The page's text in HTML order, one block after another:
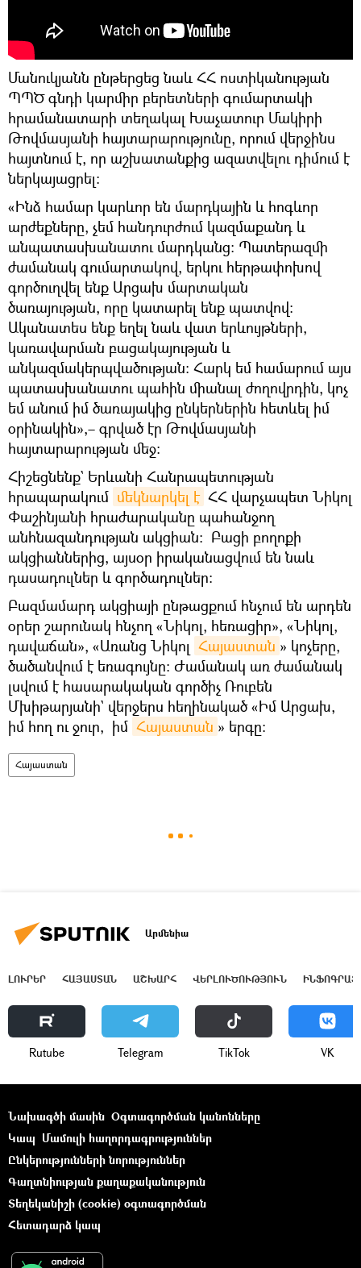
Մանուկյանն ընթերցեց նաև ՀՀ ոստիկանության
ՊՊԾ գնդի կարմիր բերետների գումարտակի
հրամանատարի տեղակալ Խաչատուր Մակիրի
Թովմասյանի հայտարարությունը, որում վերջինս
հայտնում է, որ աշխատանքից ազատվելու դիմում է
ներկայացրել:
«Ինձ համար կարևոր են մարդկային և հոգևոր
արժեքները, չեմ հանդուրժում կազմաքանդ և
անպատասխանատու մարդկանց։ Պատերազմի
ժամանակ գումարտակով, երկու հերթափոխով
գործուղվել ենք Արցախ մարտական
ծառայության, որը կատարել ենք պատվով։
Ականատես ենք եղել նաև վատ երևույթների,
կառավարման բացակայության և
անկազմակերպվածության։ Հարկ եմ համարում այս
պատասխանատու պահին միանալ ժողովրդին, կոչ
եմ անում իմ ծառայակից ընկերներին հետևել իմ
օրինակին»,– գրված էր Թովմասյանի
հայտարարության մեջ։
Հիշեցնենք` Երևանի Հանրապետության
հրապարակում մեկնարկել է ՀՀ վարչապետ Նիկոլ
Փաշինյանի հրաժարականը պահանջող
անհնազանդության ակցիան։ Բացի բողոքի
ակցիաններից, այսօր իրականացվում են նաև
դասադուլներ և գործադուլներ։
Բազմամարդ ակցիայի ընթացքում հնչում են արդեն
օրեր շարունակ հնչող «Նիկոլ, հեռացիր», «Նիկոլ,
դավաճան», «Առանց Նիկոլ Հայաստան » կոչերը,
ծածանվում է եռագույնը։ Ժամանակ առ ժամանակ
լսվում է հասարակական գործիչ Ռուբեն
Մխիթարյանի` վերջերս հեղինակած «Իմ Արցախ,
իմ հող ու ջուր, իմ Հայաստան » երգը:
Հայաստան
Արմենիա
ԼՈՒՐԵՐ ՀԱՅԱՍՏԱՆ ԱՇԽԱՐՀ ՎԵՐԼՈՒԾՈՒԹՅՈՒՆ
Rutube Telegram ТikТоk VK
Նախագծի մասին Օգտագործման կանոնները
Կապ Մամուլի հաղորդագրություններ
Ընկերությունների նորություններ
Գաղտնիության քաղաքականություն
Տեղեկանիշի (cookie) օգտագործման
Հետադարձ կապ